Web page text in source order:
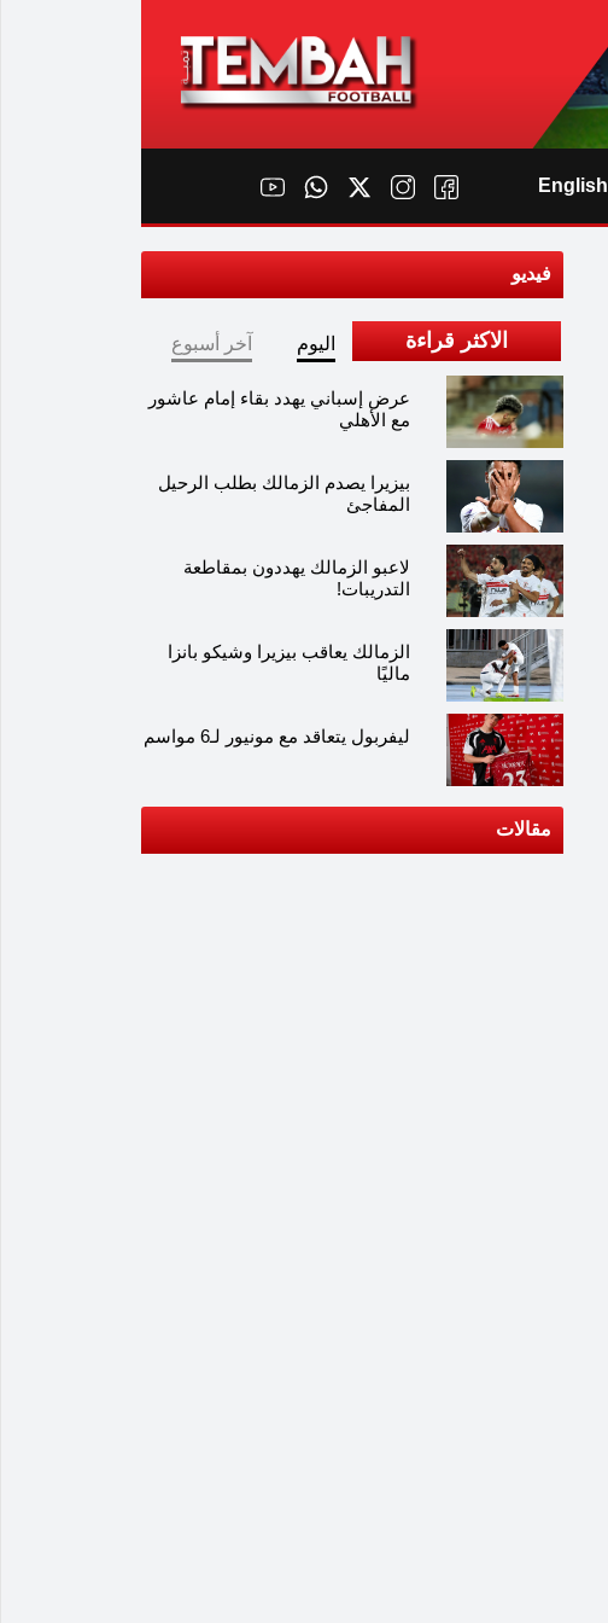
English
فيديو
الاكثر قراءة اليوم آخر أسبوع
عرض إسباني يهدد بقاء إمام عاشور
مع الأهلي
بيزيرا يصدم الزمالك بطلب الرحيل
المفاجئ
لاعبو الزمالك يهددون بمقاطعة
التدريبات!
الزمالك يعاقب بيزيرا وشيكو بانزا
ماليًا
ليفربول يتعاقد مع مونيور لـ6 مواسم
مقالات